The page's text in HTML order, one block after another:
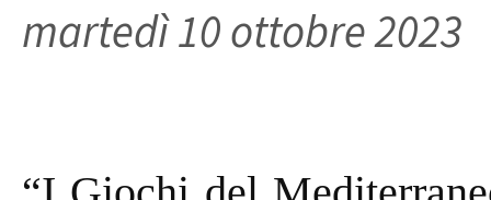
martedì 10 ottobre 2023